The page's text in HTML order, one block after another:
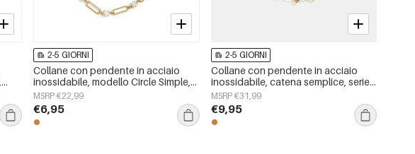
2-5 GIORNI
Collane con pendente in acciaio
inossidabile, modello Circle Simple,
serie Daily Simple, gioielli da donna
MSRP €22,99
€6,95
2-5 GIORNI
Collane con pendente in acciaio
inossidabile, catena semplice, serie
Simple Daily, gioielli da donna
MSRP €31,99
€9,95